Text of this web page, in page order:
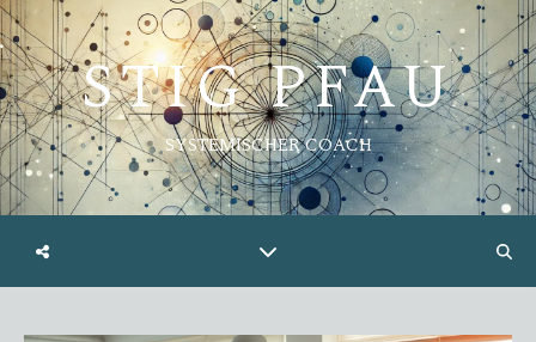
STIG PFAU
SYSTEMISCHER COACH